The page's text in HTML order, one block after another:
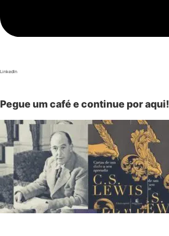
LinkedIn
Pegue um café e continue por aqui!